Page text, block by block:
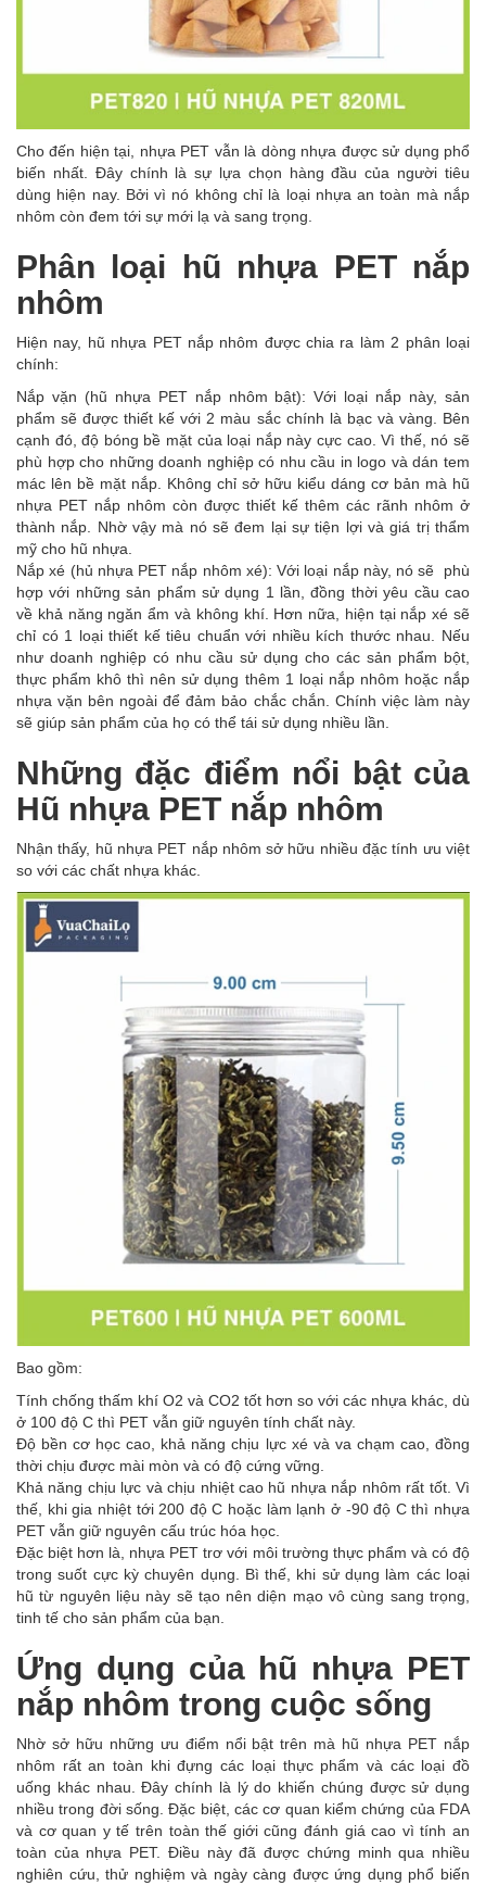
Cho đến hiện tại, nhựa PET vẫn là dòng nhựa được sử dụng phổ
biến nhất. Đây chính là sự lựa chọn hàng đầu của người tiêu
dùng hiện nay. Bởi vì nó không chỉ là loại nhựa an toàn mà nắp
nhôm còn đem tới sự mới lạ và sang trọng.
Phân loại hũ nhựa PET nắp
nhôm
Hiện nay, hũ nhựa PET nắp nhôm được chia ra làm 2 phân loại
chính:
Nắp vặn (hũ nhựa PET nắp nhôm bật): Với loại nắp này, sản
phẩm sẽ được thiết kế với 2 màu sắc chính là bạc và vàng. Bên
cạnh đó, độ bóng bề mặt của loại nắp này cực cao. Vì thế, nó sẽ
phù hợp cho những doanh nghiệp có nhu cầu in logo và dán tem
mác lên bề mặt nắp. Không chỉ sở hữu kiểu dáng cơ bản mà hũ
nhựa PET nắp nhôm còn được thiết kế thêm các rãnh nhôm ở
thành nắp. Nhờ vậy mà nó sẽ đem lại sự tiện lợi và giá trị thẩm
mỹ cho hũ nhựa.
Nắp xé (hủ nhựa PET nắp nhôm xé): Với loại nắp này, nó sẽ phù
hợp với những sản phẩm sử dụng 1 lần, đồng thời yêu cầu cao
về khả năng ngăn ẩm và không khí. Hơn nữa, hiện tại nắp xé sẽ
chỉ có 1 loại thiết kế tiêu chuẩn với nhiều kích thước nhau. Nếu
như doanh nghiệp có nhu cầu sử dụng cho các sản phẩm bột,
thực phẩm khô thì nên sử dụng thêm 1 loại nắp nhôm hoặc nắp
nhựa vặn bên ngoài để đảm bảo chắc chắn. Chính việc làm này
sẽ giúp sản phẩm của họ có thể tái sử dụng nhiều lần.
Những đặc điểm nổi bật của
Hũ nhựa PET nắp nhôm
Nhận thấy, hũ nhựa PET nắp nhôm sở hữu nhiều đặc tính ưu việt
so với các chất nhựa khác.
Bao gồm:
Tính chống thấm khí O2 và CO2 tốt hơn so với các nhựa khác, dù
ở 100 độ C thì PET vẫn giữ nguyên tính chất này.
Độ bền cơ học cao, khả năng chịu lực xé và va chạm cao, đồng
thời chịu được mài mòn và có độ cứng vững.
Khả năng chịu lực và chịu nhiệt cao hũ nhựa nắp nhôm rất tốt. Vì
thế, khi gia nhiệt tới 200 độ C hoặc làm lạnh ở -90 độ C thì nhựa
PET vẫn giữ nguyên cấu trúc hóa học.
Đặc biệt hơn là, nhựa PET trơ với môi trường thực phẩm và có độ
trong suốt cực kỳ chuyên dụng. Bì thế, khi sử dụng làm các loại
hũ từ nguyên liệu này sẽ tạo nên diện mạo vô cùng sang trọng,
tinh tế cho sản phẩm của bạn.
Ứng dụng của hũ nhựa PET
nắp nhôm trong cuộc sống
Nhờ sở hữu những ưu điểm nổi bật trên mà hũ nhựa PET nắp
nhôm rất an toàn khi đựng các loại thực phẩm và các loại đồ
uống khác nhau. Đây chính là lý do khiến chúng được sử dụng
nhiều trong đời sống. Đặc biệt, các cơ quan kiểm chứng của FDA
và cơ quan y tế trên toàn thế giới cũng đánh giá cao vì tính an
toàn của nhựa PET. Điều này đã được chứng minh qua nhiều
nghiên cứu, thử nghiệm và ngày càng được ứng dụng phổ biến